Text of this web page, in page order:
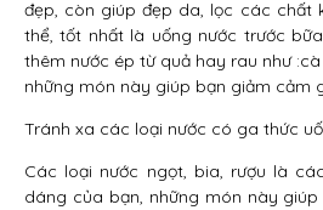
đẹp, còn giúp đẹp da, lọc các chất
thể, tốt nhất là uống nước trước
thêm nước ép từ quả hay rau như
những món này giúp bạn giảm cảm
Tránh xa các loại nước có ga thức
Các loại nước ngọt, bia, rượu là
dáng của bạn, những món này